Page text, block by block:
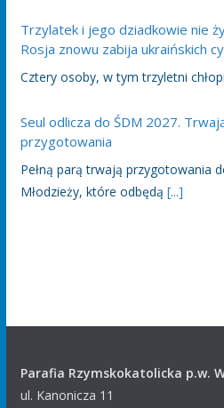
Trzylatek i jego dziadkowie nie
Rosja znowu zabija ukraińskich
Cztery osoby, w tym trzyletni
Seul odlicza do ŚDM 2027.
przygotowania
Pełną parą trwają przygotowania
Młodzieży, które odbędą [...]
Parafia Rzymskokatolicka p.w.
ul. Kanonicza 11